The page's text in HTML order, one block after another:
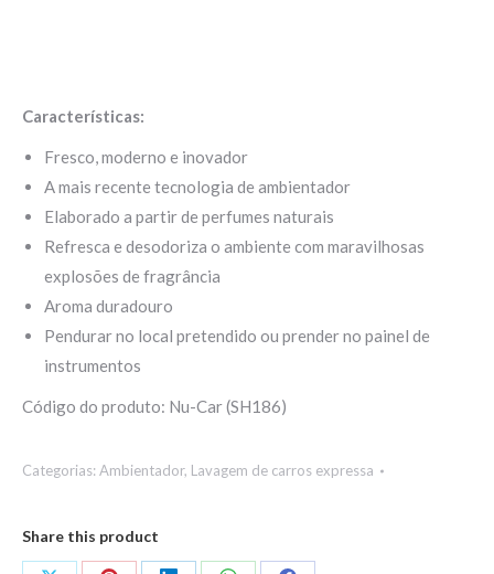
Características:
Fresco, moderno e inovador
A mais recente tecnologia de ambientador
Elaborado a partir de perfumes naturais
Refresca e desodoriza o ambiente com maravilhosas
explosões de fragrância
Aroma duradouro
Pendurar no local pretendido ou prender no painel de
instrumentos
Código do produto: Nu-Car (SH186)
Categorias: Ambientador, Lavagem de carros expressa
Share this product